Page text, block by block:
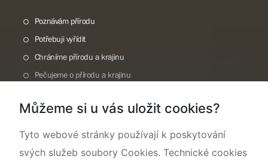
Poznávám přírodu
Potřebuji vyřídit
Chráníme přírodu a krajinu
Pečujeme o přírodu a krajinu
O nás
Můžeme si u vás uložit cookies?
Tyto webové stránky používají k poskytování
svých služeb soubory Cookies. Technické cookies